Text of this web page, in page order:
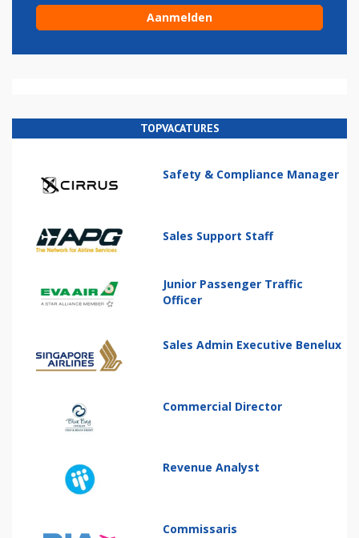
TOPVACATURES
Safety & Compliance Manager
Sales Support Staff
Junior Passenger Traffic
Officer
Sales Admin Executive Benelux
Commercial Director
Revenue Analyst
Commissaris